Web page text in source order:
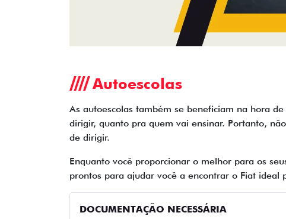
Autoescolas
As autoescolas também se beneficiam na hora
dirigir, quanto pra quem vai ensinar. Portanto,
de dirigir.
Enquanto você proporcionar o melhor para os
prontos para ajudar você a encontrar o Fiat ideal
DOCUMENTAÇÃO NECESSÁRIA